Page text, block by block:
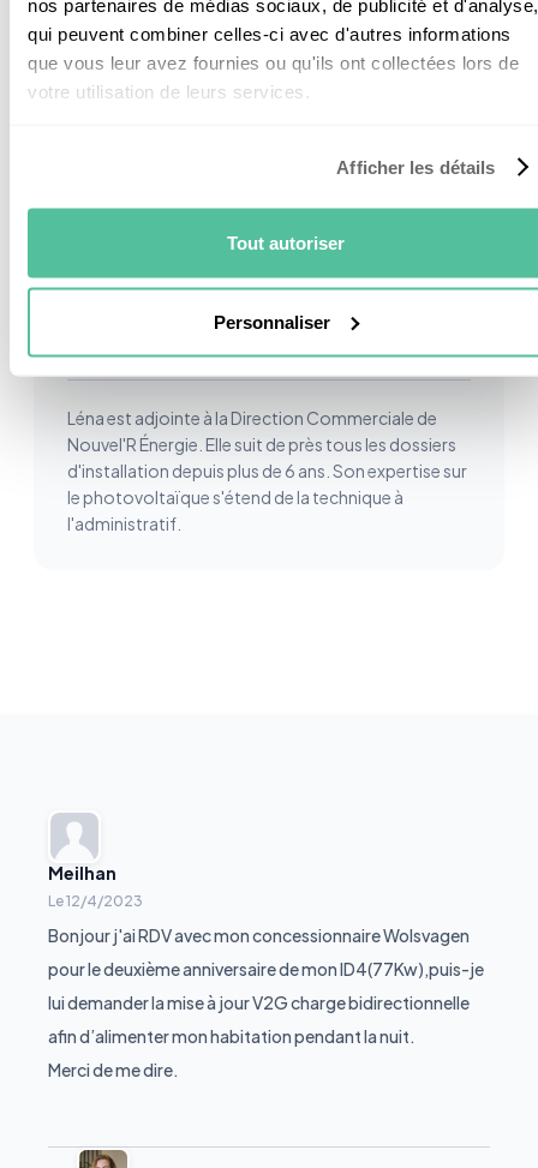
nos partenaires de médias sociaux, de publicité et d'analyse,
qui peuvent combiner celles-ci avec d'autres informations
que vous leur avez fournies ou qu'ils ont collectées lors de
votre utilisation de leurs services.
Afficher les détails
Tout autoriser
Personnaliser
Si vous souhaitez avoir plus de renseignements sur la
technologie V2G, notre équipe d'experts est
Cet article a été validé parLéna
Léna est adjointe à la Direction Commerciale de
Nouvel'R Énergie. Elle suit de près tous les dossiers
d'installation depuis plus de 6 ans. Son expertise sur
le photovoltaïque s'étend de la technique à
l'administratif.
Meilhan
Le12/4/2023
Bonjour j'ai RDV avec mon concessionnaire Wolsvagen
pour le deuxième anniversaire de mon ID4(77Kw),puis-je
lui demander la mise à jour V2G charge bidirectionnelle
afin d’alimenter mon habitation pendant la nuit.
Merci de me dire.